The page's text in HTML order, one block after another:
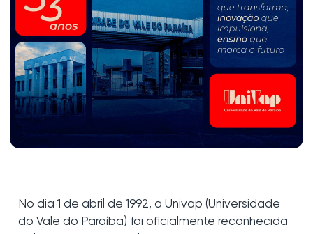
No dia 1 de abril de 1992, a Univap (Universidade
do Vale do Paraíba) foi oficialmente reconhecida